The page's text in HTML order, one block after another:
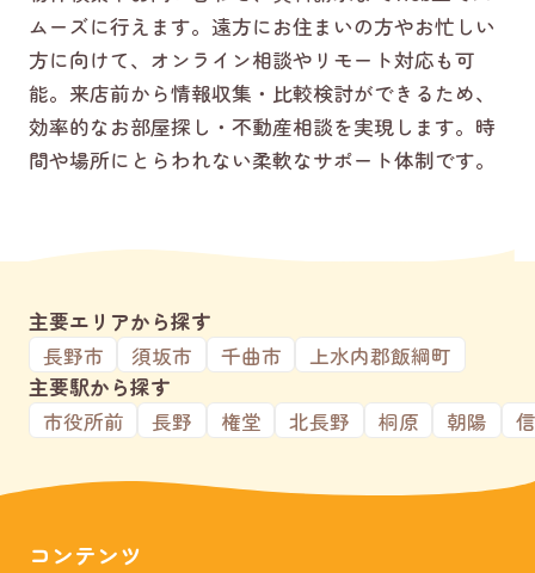
ムーズに行えます。遠方にお住まいの方やお忙しい
方に向けて、オンライン相談やリモート対応も可
能。来店前から情報収集・比較検討ができるため、
効率的なお部屋探し・不動産相談を実現します。時
間や場所にとらわれない柔軟なサポート体制です。
主要エリアから探す
長野市
須坂市 千曲市
上水内郡飯綱町
主要駅から探す
市役所前
長野 権堂 北長野 桐原 朝陽
コンテンツ